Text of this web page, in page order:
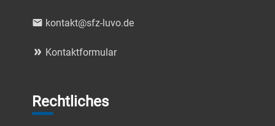
email kontakt@sfz-luvo.de
double_arrow Kontaktformular
Rechtliches